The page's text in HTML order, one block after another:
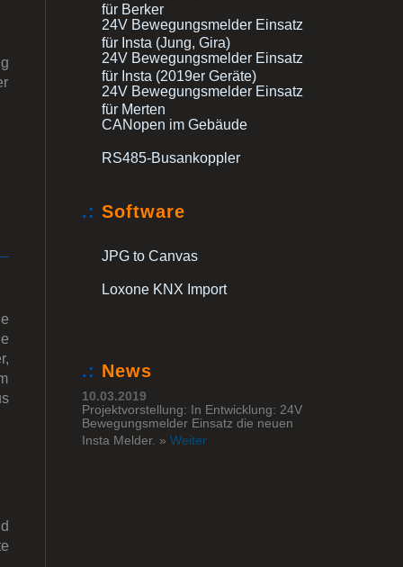
für Berker
24V Bewegungsmelder Einsatz
für Insta (Jung, Gira)
24V Bewegungsmelder Einsatz
für Insta (2019er Geräte)
24V Bewegungsmelder Einsatz
für Merten
CANopen im Gebäude
RS485-Busankoppler
.: Software
JPG to Canvas
Loxone KNX Import
.: News
10.03.2019
Projektvorstellung: In Entwicklung: 24V
Bewegungsmelder Einsatz die neuen
Insta Melder. » Weiter